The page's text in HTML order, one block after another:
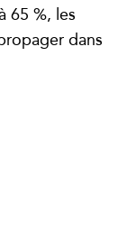
65 %, les
dans